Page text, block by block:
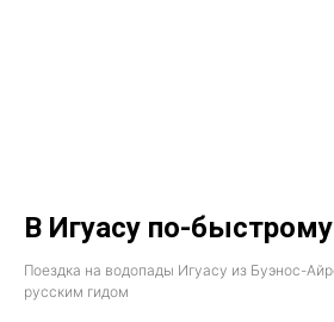
В Игуасу по-быстрому
Поездка на водопады Игуасу из Буэнос-
русским гидом